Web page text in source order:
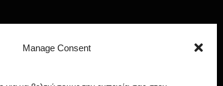
Manage Consent